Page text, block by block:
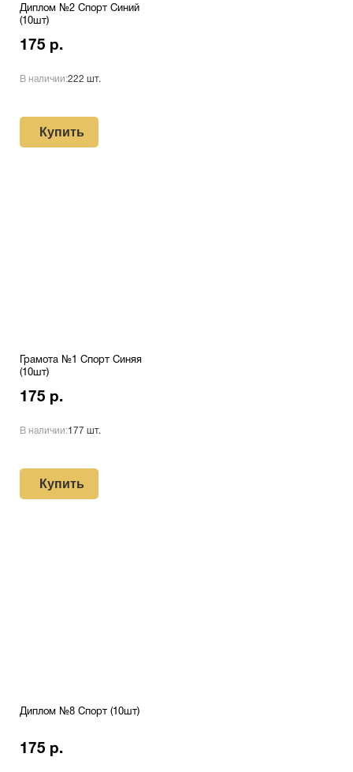
Диплом №2 Спорт Синий
(10шт)
175 р.
В наличии:222 шт.
Купить
Грамота №1 Спорт Синяя
(10шт)
175 р.
В наличии:177 шт.
Купить
Диплом №8 Спорт (10шт)
175 р.